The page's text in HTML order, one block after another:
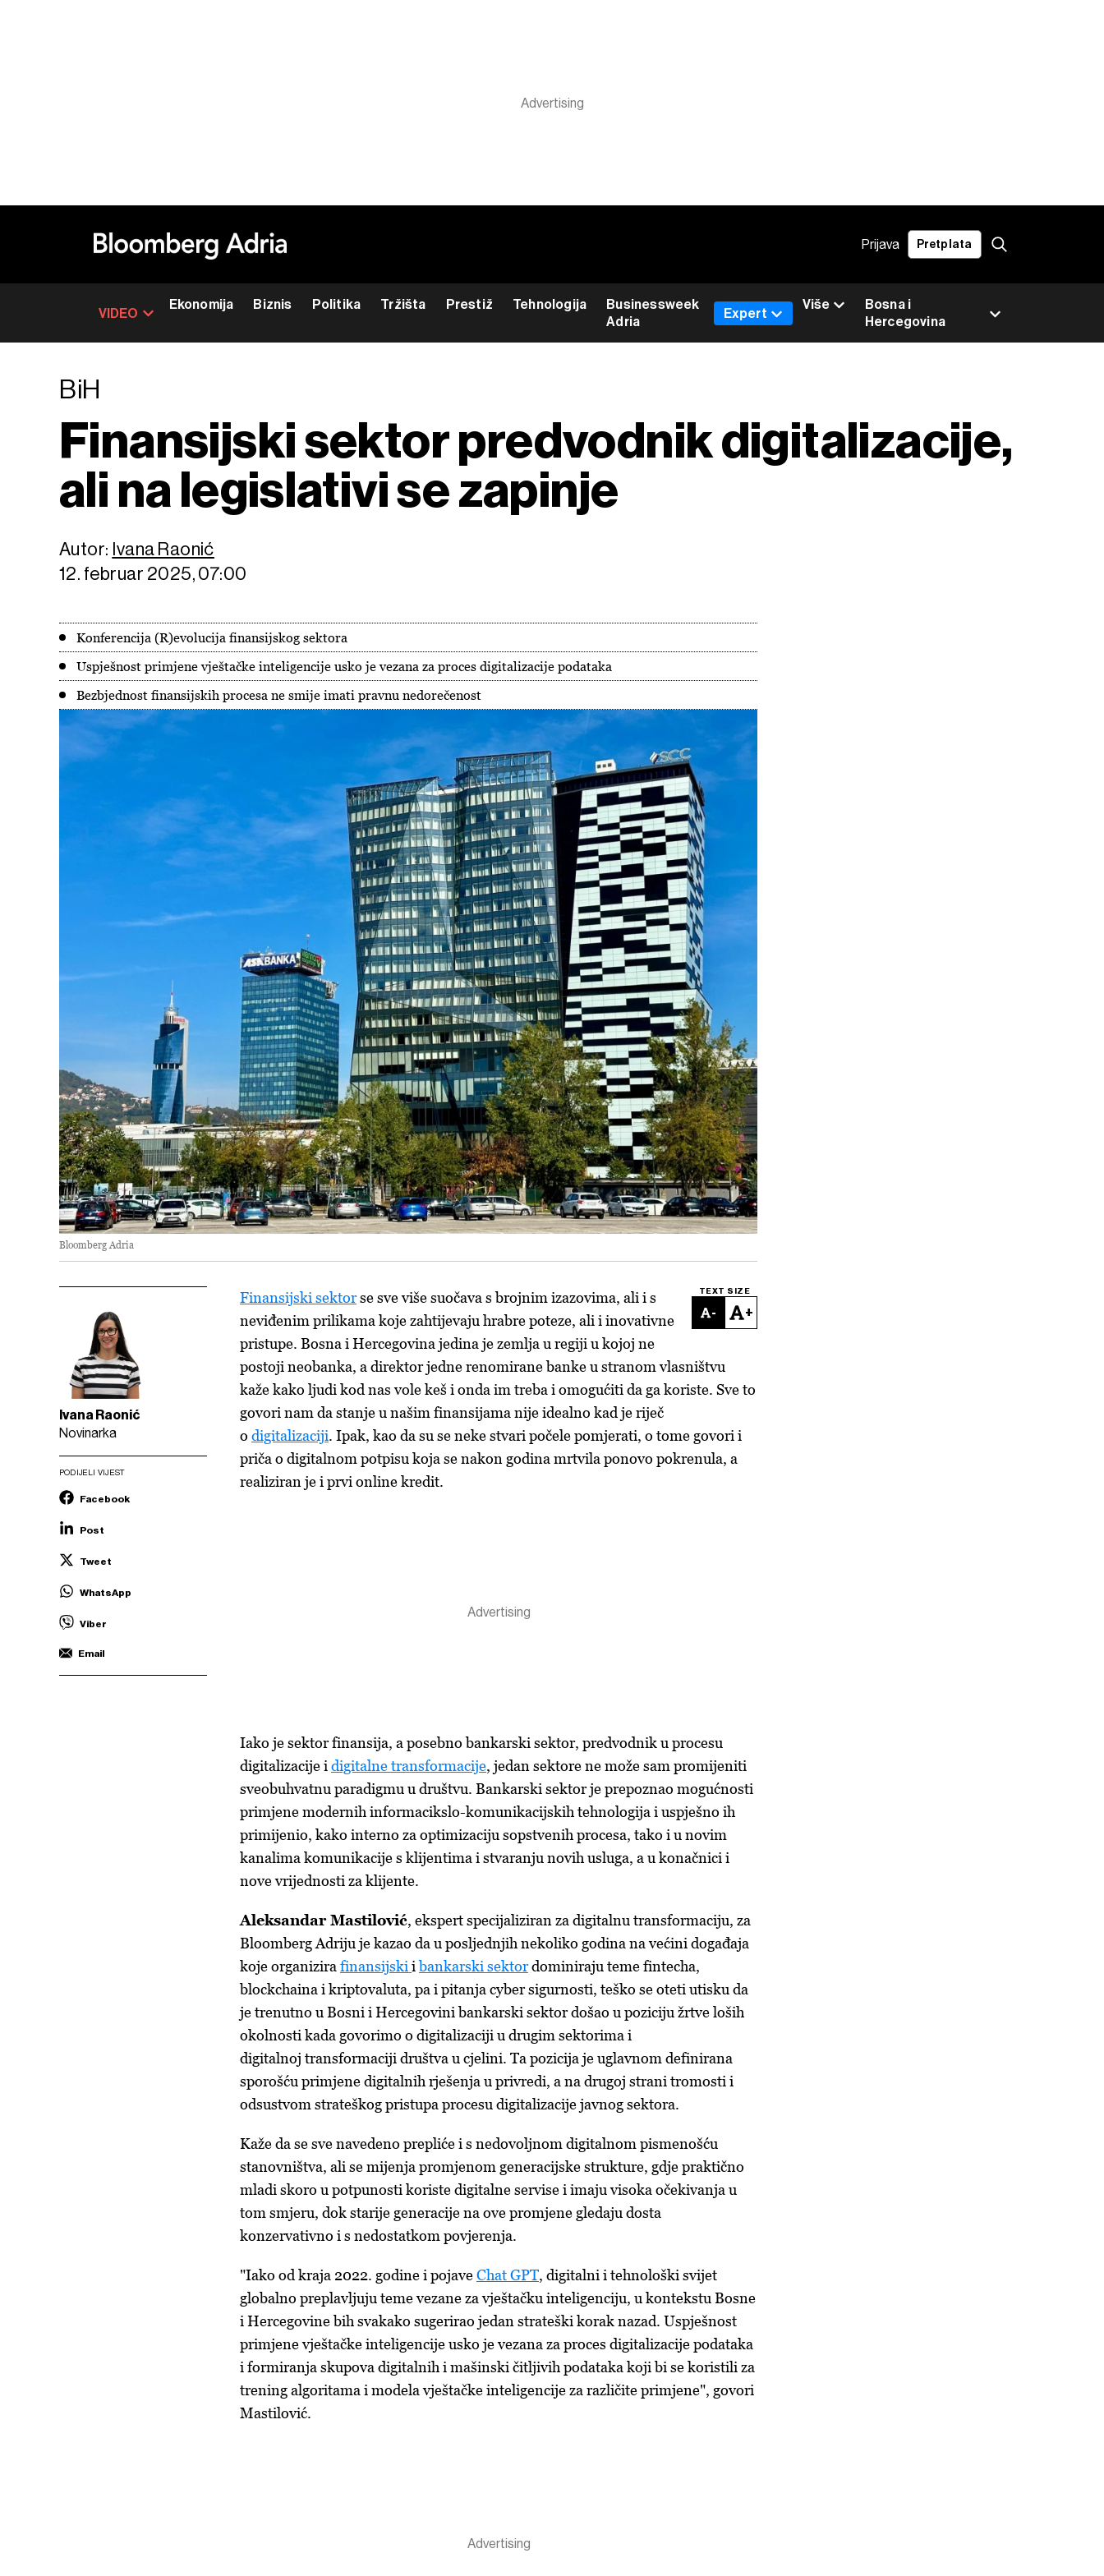
Prijava Pretplata
VIDEO
Ekonomija Biznis Politika Tržišta Prestiž Tehnologija
Businessweek
Adria
Bosna i
Hercegovina
Expert
Više
BiH
Finansijski sektor predvodnik digitalizacije,
ali na legislativi se zapinje
Autor: Ivana Raonić
12. februar 2025, 07:00
Konferencija (R)evolucija finansijskog sektora
Uspješnost primjene vještačke inteligencije usko je vezana za proces digitalizacije podataka
Bezbjednost finansijskih procesa ne smije imati pravnu nedorečenost
Bloomberg Adria
Ivana Raonić
Novinarka
PODIJELI VIJEST
Facebook
Post
Tweet
WhatsApp
Viber
Email
TEXT SIZE
- +
Finansijski sektorse sve više suočava s brojnim izazovima, ali i s
neviđenim prilikama koje zahtijevaju hrabre poteze, ali i inovativne
pristupe. Bosna i Hercegovina jedina je zemlja u regiji u kojoj ne
postoji neobanka, a direktor jedne renomirane banke u stranom vlasništvu
kaže kako ljudi kod nas vole keš i onda im treba i omogućiti da ga koriste. Sve to
govori nam da stanje u našim finansijama nije idealno kad je riječ
o digitalizaciji. Ipak, kao da su se neke stvari počele pomjerati, o tome govori i
priča o digitalnom potpisu koja se nakon godina mrtvila ponovo pokrenula, a
realiziran je i prvi online kredit.
Iako je sektor finansija, a posebno bankarski sektor, predvodnik u procesu
digitalizacije i digitalne transformacije, jedan sektore ne može sam promijeniti
sveobuhvatnu paradigmu u društvu. Bankarski sektor je prepoznao mogućnosti
primjene modernih informacikslo-komunikacijskih tehnologija i uspješno ih
primijenio, kako interno za optimizaciju sopstvenih procesa, tako i u novim
kanalima komunikacije s klijentima i stvaranju novih usluga, a u konačnici i
nove vrijednosti za klijente.
Aleksandar Mastilović, ekspert specijaliziran za digitalnu transformaciju, za
Bloomberg Adriju je kazao da u posljednjih nekoliko godina na većini događaja
koje organizira finansijski ibankarski sektordominiraju teme fintecha,
blockchaina i kriptovaluta, pa i pitanja cyber sigurnosti, teško se oteti utisku da
je trenutno u Bosni i Hercegovini bankarski sektor došao u poziciju žrtve loših
okolnosti kada govorimo o digitalizaciji u drugim sektorima i
digitalnoj transformaciji društva u cjelini. Ta pozicija je uglavnom definirana
sporošću primjene digitalnih rješenja u privredi, a na drugoj strani tromosti i
odsustvom strateškog pristupa procesu digitalizacije javnog sektora.
Kaže da se sve navedeno prepliće i s nedovoljnom digitalnom pismenošću
stanovništva, ali se mijenja promjenom generacijske strukture, gdje praktično
mladi skoro u potpunosti koriste digitalne servise i imaju visoka očekivanja u
tom smjeru, dok starije generacije na ove promjene gledaju dosta
konzervativno i s nedostatkom povjerenja.
"Iako od kraja 2022. godine i pojaveChat GPT, digitalni i tehnološki svijet
globalno preplavljuju teme vezane za vještačku inteligenciju, u kontekstu Bosne
i Hercegovine bih svakako sugerirao jedan strateški korak nazad. Uspješnost
primjene vještačke inteligencije usko je vezana za proces digitalizacije podataka
i formiranja skupova digitalnih i mašinski čitljivih podataka koji bi se koristili za
trening algoritama i modela vještačke inteligencije za različite primjene", govori
Mastilović.